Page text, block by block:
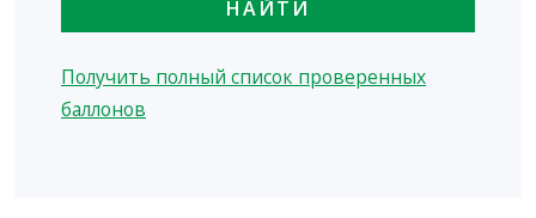
Получить полный список проверенных
баллонов